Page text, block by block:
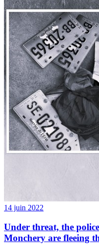
14 juin 2022
Under threat, the
Monchery are fleeing